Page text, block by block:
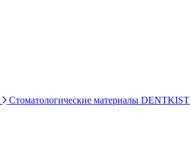
Стоматологические материалы DENTKIST